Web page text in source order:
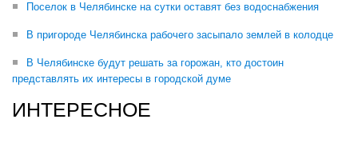
Поселок в Челябинске на сутки оставят без водоснабжения
В пригороде Челябинска рабочего засыпало землей в колодце
В Челябинске будут решать за горожан, кто достоин
представлять их интересы в городской думе
ИНТЕРЕСНОЕ